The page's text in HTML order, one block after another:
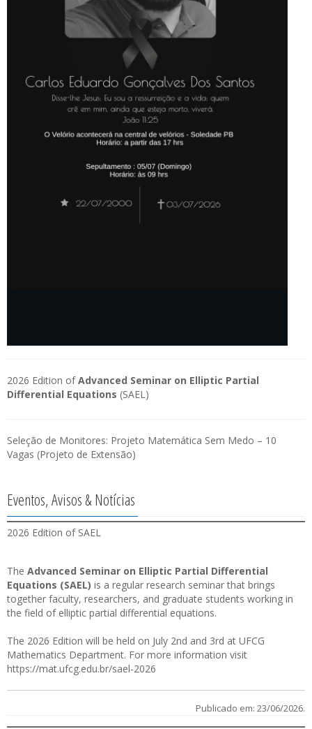
2026 Edition ofAdvanced Seminar on Elliptic Partial
Differential Equations (SAEL)
Seleção de Monitores: Projeto Matemática Sem Medo – 10
Vagas (Projeto de Extensão)
Eventos, Avisos & Notícias
2026 Edition of SAEL
The Advanced Seminar on Elliptic Partial Differential
Equations (SAEL) is a regular research seminar that brings
together faculty, researchers, and graduate students working in
the field of elliptic partial differential equations.
The 2026 Edition will be held on July 2nd and 3rd at UFCG
Mathematics Department. For more information visit
https://mat.ufcg.edu.br/sael-2026
Publicado em: 23/06/2026.